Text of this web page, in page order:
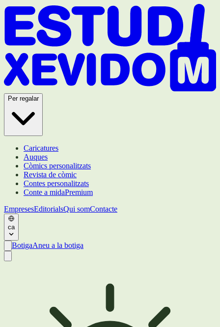
Per regalar
Caricatures
Auques
Còmics personalitzats
Revista de còmic
Contes personalitzats
Conte a midaPremium
EmpresesEditorialsQui somContacte
ca
BotigaAneu a la botiga